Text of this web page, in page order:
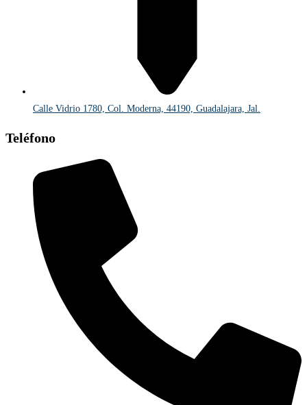
Calle Vidrio 1780, Col. Moderna, 44190, Guadalajara, Jal.
Teléfono